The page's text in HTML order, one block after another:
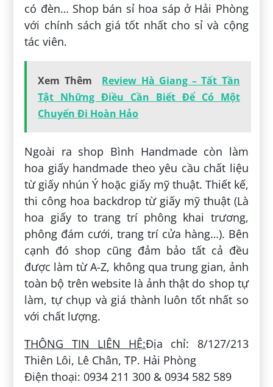
có đèn… Shop bán sỉ hoa sáp ở Hải Phòng
với chính sách giá tốt nhất cho sỉ và cộng
tác viên.
Xem Thêm
Review Hà Giang – Tất Tần
Tật Những Điều Cần Biết Để Có Một
Chuyến Đi Hoàn Hảo
Ngoài ra shop Bình Handmade còn làm
hoa giấy handmade theo yêu cầu chất liệu
từ giấy nhún Ý hoặc giấy mỹ thuật. Thiết kế,
thi công hoa backdrop từ giấy mỹ thuật (Là
hoa giấy to trang trí phông khai trương,
phông đám cưới, trang trí cửa hàng…). Bên
cạnh đó shop cũng đảm bảo tất cả đều
được làm từ A-Z, không qua trung gian, ảnh
toàn bộ trên website là ảnh thật do shop tự
làm, tự chụp và giá thành luôn tốt nhất so
với chất lượng.
THÔNG TIN LIÊN HỆ:Địa chỉ: 8/127/213
Thiên Lôi, Lê Chân, TP. Hải Phòng
Điện thoại: 0934 211 300 & 0934 582 589